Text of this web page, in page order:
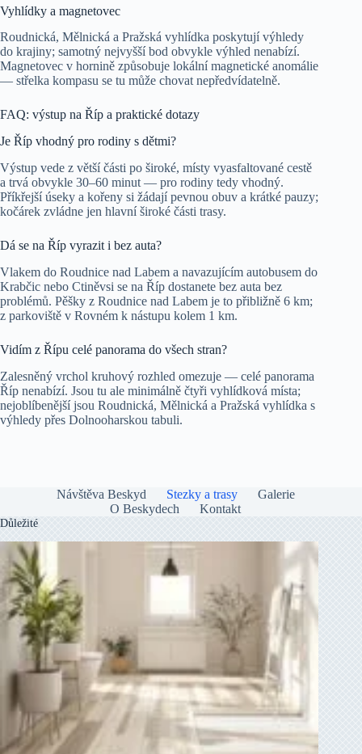
Vyhlídky a magnetovec
Roudnická, Mělnická a Pražská vyhlídka poskytují výhledy
do krajiny; samotný nejvyšší bod obvykle výhled nenabízí.
Magnetovec v hornině způsobuje lokální magnetické anomálie
— střelka kompasu se tu může chovat nepředvídatelně.
FAQ: výstup na Říp a praktické dotazy
Je Říp vhodný pro rodiny s dětmi?
Výstup vede z větší části po široké, místy vyasfaltované cestě
a trvá obvykle 30–60 minut — pro rodiny tedy vhodný.
Příkřejší úseky a kořeny si žádají pevnou obuv a krátké pauzy;
kočárek zvládne jen hlavní široké části trasy.
Dá se na Říp vyrazit i bez auta?
Vlakem do Roudnice nad Labem a navazujícím autobusem do
Krabčic nebo Ctiněvsi se na Říp dostanete bez auta bez
problémů. Pěšky z Roudnice nad Labem je to přibližně 6 km;
z parkoviště v Rovném k nástupu kolem 1 km.
Vidím z Řípu celé panorama do všech stran?
Zalesněný vrchol kruhový rozhled omezuje — celé panorama
Říp nenabízí. Jsou tu ale minimálně čtyři vyhlídková místa;
nejoblíbenější jsou Roudnická, Mělnická a Pražská vyhlídka s
výhledy přes Dolnooharskou tabuli.
Návštěva Beskyd Stezky a trasy
Galerie
O Beskydech
Kontakt
Důležité